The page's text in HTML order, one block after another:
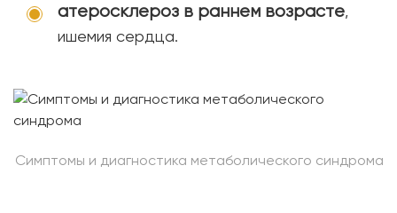
атеросклероз в раннем возрасте,
ишемия сердца.
Симптомы и диагностика метаболического синдрома